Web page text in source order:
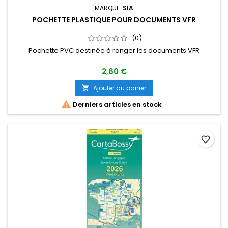
MARQUE: SIA
POCHETTE PLASTIQUE POUR DOCUMENTS VFR
(0)
Pochette PVC destinée à ranger les documents VFR
2,60 €
 Ajouter au panier
 Derniers articles en stock
favorite_border